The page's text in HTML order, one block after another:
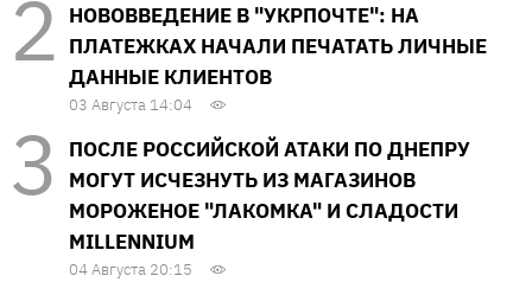
НОВОВВЕДЕНИЕ В "УКРПОЧТЕ": НА
ПЛАТЕЖКАХ НАЧАЛИ ПЕЧАТАТЬ ЛИЧНЫЕ
ДАННЫЕ КЛИЕНТОВ
03 Августа 14:04
ПОСЛЕ РОССИЙСКОЙ АТАКИ ПО ДНЕПРУ
МОГУТ ИСЧЕЗНУТЬ ИЗ МАГАЗИНОВ
МОРОЖЕНОЕ "ЛАКОМКА" И СЛАДОСТИ
MILLENNIUM
04 Августа 20:15